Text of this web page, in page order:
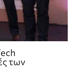
των